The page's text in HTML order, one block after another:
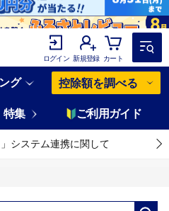
ログイン 新規登録 カート
グ 控除額を調べる
特集 ご利用ガイド
システム連携に関して